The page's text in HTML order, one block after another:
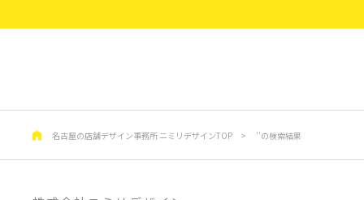
名古屋の店舗デザイン事務所 ニミリデザインTOP > ''の検索結果